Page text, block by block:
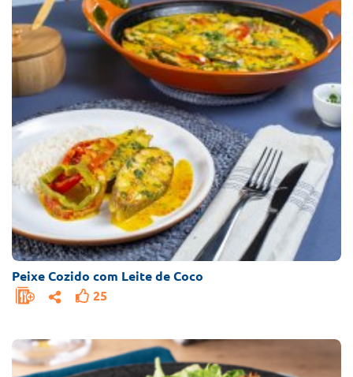
Peixe Cozido com Leite de Coco
25